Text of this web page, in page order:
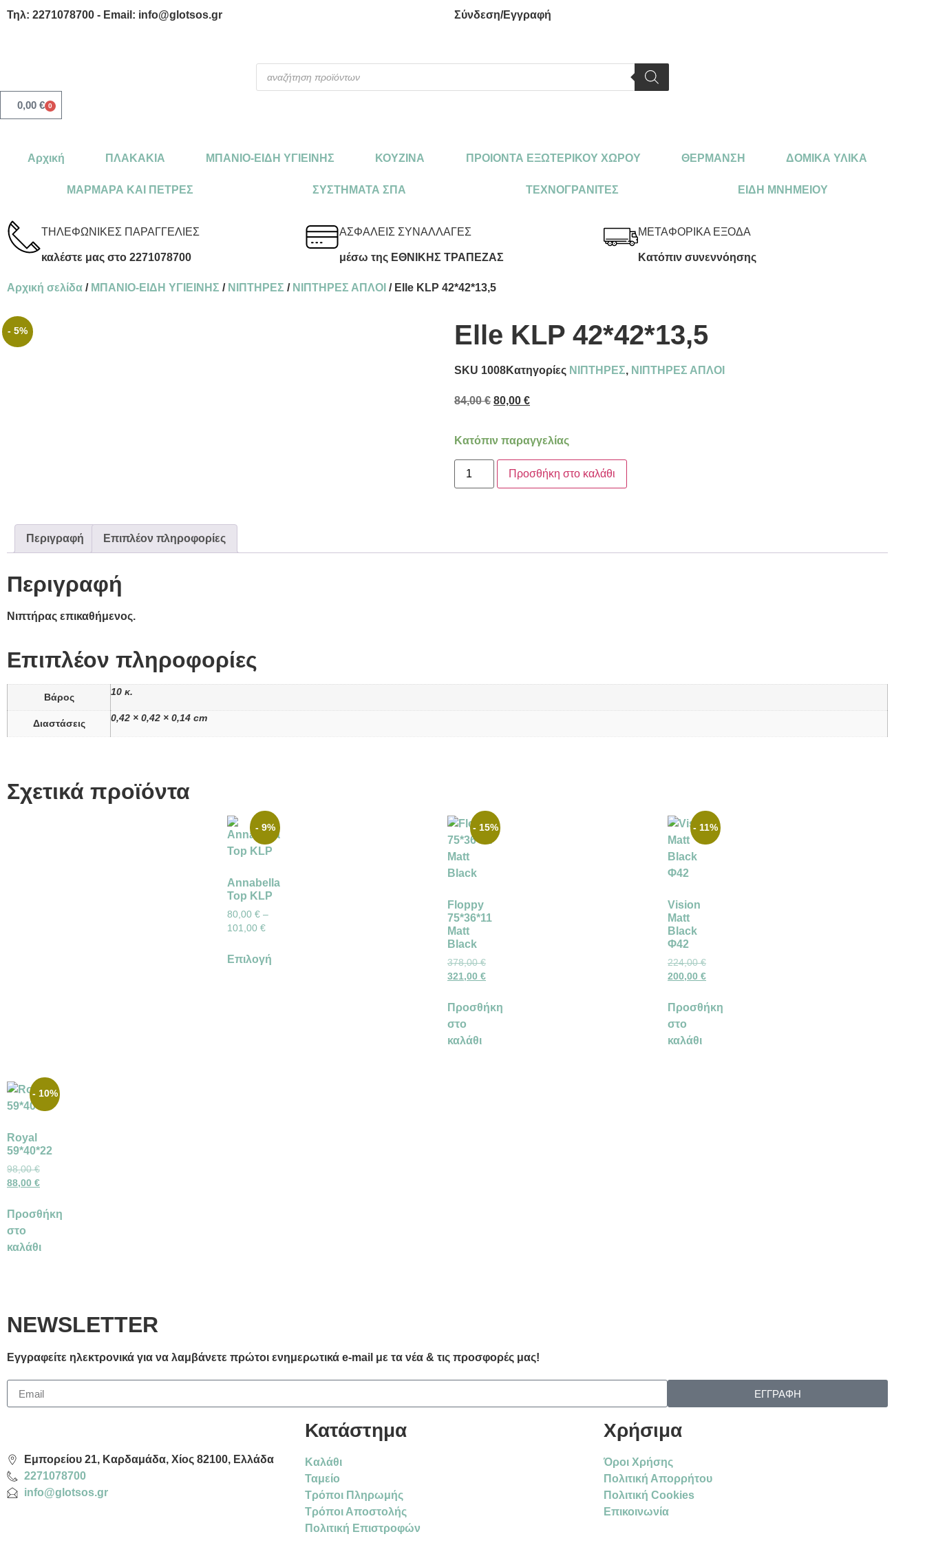
Τηλ: 2271078700 - Email: info@glotsos.gr Σύνδεση/Εγγραφή
0,00 € 0
Αρχική ΠΛΑΚΑΚΙΑ ΜΠΑΝΙΟ-ΕΙΔΗ ΥΓΙΕΙΝΗΣ ΚΟΥΖΙΝΑ ΠΡΟΙΟΝΤΑ ΕΞΩΤΕΡΙΚΟΥ ΧΩΡΟΥ ΘΕΡΜΑΝΣΗ ΔΟΜΙΚΑ ΥΛΙΚΑ
ΜΑΡΜΑΡΑ ΚΑΙ ΠΕΤΡΕΣ ΣΥΣΤΗΜΑΤΑ ΣΠΑ ΤΕΧΝΟΓΡΑΝΙΤΕΣ ΕΙΔΗ ΜΝΗΜΕΙΟΥ
ΤΗΛΕΦΩΝΙΚΕΣ ΠΑΡΑΓΓΕΛΙΕΣ
καλέστε μας στο 2271078700
ΑΣΦΑΛΕΙΣ ΣΥΝΑΛΛΑΓΕΣ
μέσω της ΕΘΝΙΚΗΣ ΤΡΑΠΕΖΑΣ
ΜΕΤΑΦΟΡΙΚΑ ΕΞΟΔΑ
Κατόπιν συνεννόησης
Αρχική σελίδα / ΜΠΑΝΙΟ-ΕΙΔΗ ΥΓΙΕΙΝΗΣ / ΝΙΠΤΗΡΕΣ / ΝΙΠΤΗΡΕΣ ΑΠΛΟΙ / Elle KLP 42*42*13,5
- 5% Elle KLP 42*42*13,5
SKU 1008Κατηγορίες ΝΙΠΤΗΡΕΣ, ΝΙΠΤΗΡΕΣ ΑΠΛΟΙ
84,00€ 80,00 €
Κατόπιν παραγγελίας
Προσθήκη στο καλάθι
Περιγραφή Επιπλέον πληροφορίες
Περιγραφή
Νιπτήρας επικαθήμενος.
Επιπλέον πληροφορίες
Βάρος 10 κ.
Διαστάσεις 0,42 × 0,42 × 0,14 cm
Σχετικά προϊόντα
- 9%
Annabella
Top KLP
80,00 € –
101,00 €
Επιλογή
- 15%
Floppy
75*36*11
Matt
Black
378,00€
321,00 €
Προσθήκη
στο
καλάθι
- 11%
Vision
Matt
Black
Φ42
224,00€
200,00 €
Προσθήκη
στο
καλάθι
- 10%
Royal
59*40*22
98,00€
88,00 €
Προσθήκη
στο
καλάθι
NEWSLETTER
Εγγραφείτε ηλεκτρονικά για να λαμβάνετε πρώτοι ενημερωτικά e-mail με τα νέα & τις προσφορές μας!
ΕΓΓΡΑΦΗ
Εμπορείου 21, Καρδαμάδα, Χίος 82100, Ελλάδα
2271078700
info@glotsos.gr
Κατάστημα
Καλάθι
Ταμείο
Τρόποι Πληρωμής
Τρόποι Αποστολής
Πολιτική Επιστροφών
Χρήσιμα
Όροι Χρήσης
Πολιτική Απορρήτου
Πολιτική Cookies
Επικοινωνία